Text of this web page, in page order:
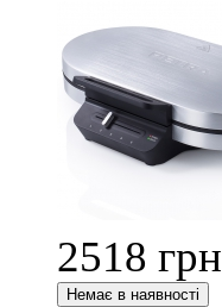
2518 грн